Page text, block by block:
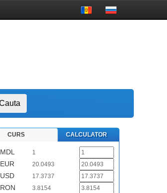
CURS CALCULATOR
MDL 1
EUR 20.0493
USD 17.3737
RON 3.8154